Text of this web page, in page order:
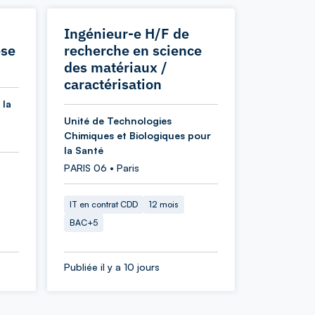
la
Ingénieur-e H/F de
recherche en science
des matériaux /
caractérisation
Unité de Technologies
Chimiques et Biologiques pour
la Santé
PARIS 06 • Paris
IT en contrat CDD
12 mois
BAC+5
Publiée il y a 10 jours